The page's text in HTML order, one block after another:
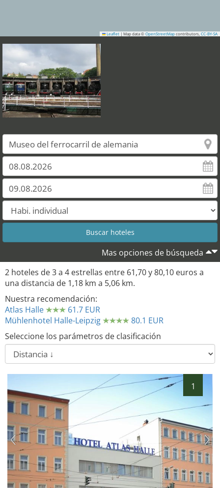
Leaflet | Map data © OpenStreetMap contributors, CC-BY-SA
Mas opciones de búsqueda
2 hoteles de3a 4 estrellas entre 61,70y80,10 euros a
una distancia de 1,18 km a 5,06 km.
Nuestra recomendación:
Atlas Halle
61.7 EUR
Mühlenhotel Halle-Leipzig
80.1 EUR
Seleccione los parámetros de clasificación
1